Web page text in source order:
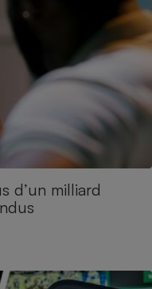
d’un milliard